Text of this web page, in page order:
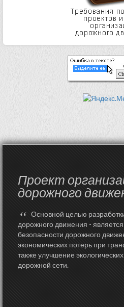
Проект
дорожного
“ Основной целью
дорожного движения -
безопасности дорожного
экономических потерь при
также улучшение
дорожной сети.